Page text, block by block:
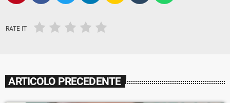
RATE IT
ARTICOLO PRECEDENTE